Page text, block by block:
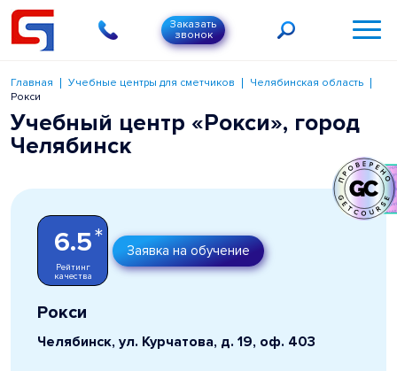
Заказать
звонок
Главная Учебные центры для сметчиков
Челябинская область
Рокси
Учебный центр «Рокси», город
Челябинск
6.5*
Рейтинг
качества
Рокси
Челябинск, ул. Курчатова, д. 19, оф. 403
Заявка на обучение